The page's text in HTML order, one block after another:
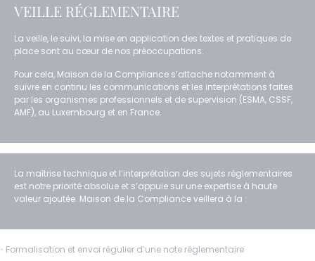
VEILLE RÉGLEMENTAIRE
La veille, le suivi, la mise en application des textes et pratiques de
place sont au cœur de nos préoccupations.
Pour cela, Maison de la Compliance s’attache notamment à
suivre en continu les communications et les interprétations faites
par les organismes professionnels et de supervision (ESMA, CSSF,
AMF), au Luxembourg et en France.
La maîtrise technique et l’interprétation des sujets réglementaires
est notre priorité absolue et s’appuie sur une expertise à haute
valeur ajoutée. Maison de la Compliance veillera à la :
• Formalisation et envoi régulier d’une note réglementaire